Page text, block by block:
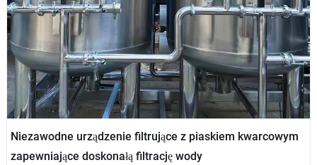
Niezawodne urządzenie filtrujące z piaskiem kwarcowym
zapewniające doskonałą filtrację wody